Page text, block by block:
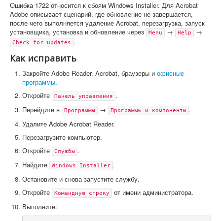
Ошибка 1722 относится к сбоям Windows Installer. Для Acrobat
Adobe описывает сценарий, где обновление не завершается,
после чего выполняется удаление Acrobat, перезагрузка, запуск
установщика, установка и обновление через
Menu → Help →
Check for updates .
Как исправить
Закройте Adobe Reader, Acrobat, браузеры и офисные
программы.
Откройте
Панель управления .
Перейдите в
Программы → Программы и компоненты .
Удалите Adobe Acrobat Reader.
Перезагрузите компьютер.
Откройте
Службы .
Найдите
Windows Installer .
Остановите и снова запустите службу.
Откройте
Командную строку
от имени администратора.
Выполните: